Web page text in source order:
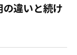
違いと続け